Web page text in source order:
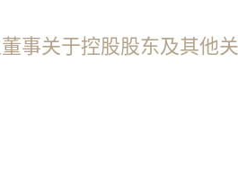
事关于控股股东及其他